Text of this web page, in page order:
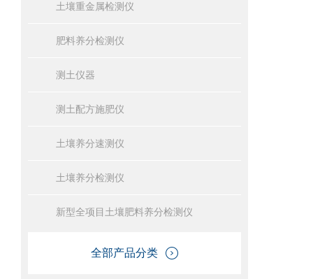
土壤重金属检测仪
肥料养分检测仪
测土仪器
测土配方施肥仪
土壤养分速测仪
土壤养分检测仪
新型全项目土壤肥料养分检测仪
全部产品分类